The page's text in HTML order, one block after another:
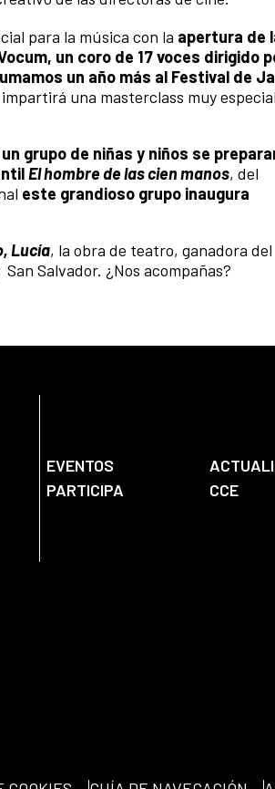
para la música con la apertura de
un coro de 17 voces dirigido
un año más al Festival de
una masterclass muy
grupo de niñas y niños se
El hombre de las cien manos, del
este grandioso grupo inaugura
Lucía, la obra de teatro, ganadora del
Salvador. ¿Nos acompañas?
EVENTOS
PARTICIPA
CCE